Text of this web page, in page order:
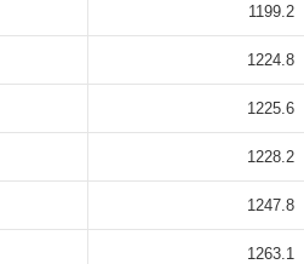
1199.2
1224.8
1225.6
1228.2
1247.8
1263.1